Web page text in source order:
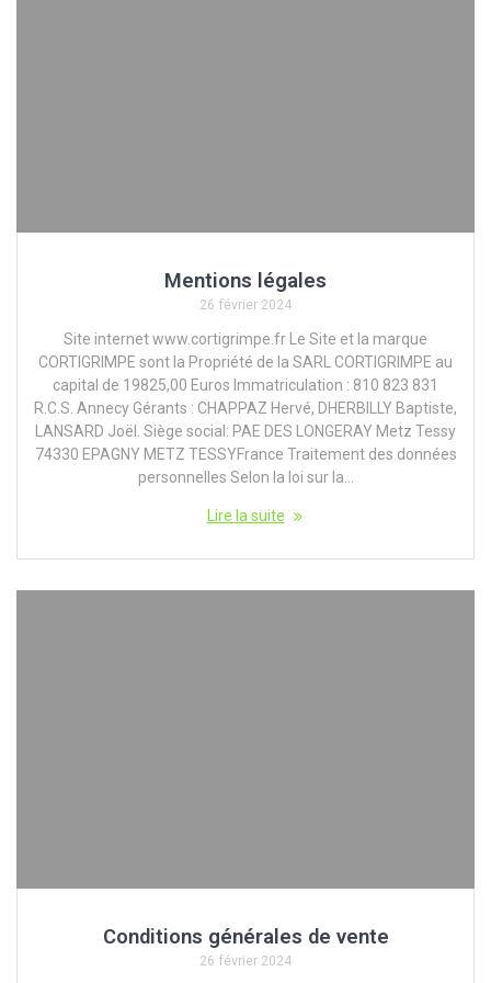
Mentions légales
26 février 2024
Site internet www.cortigrimpe.fr Le Site et la marque
CORTIGRIMPE sont la Propriété de la SARL CORTIGRIMPE au
capital de 19825,00 Euros Immatriculation : 810 823 831
R.C.S. Annecy Gérants : CHAPPAZ Hervé, DHERBILLY Baptiste,
LANSARD Joël. Siège social: PAE DES LONGERAY Metz Tessy
74330 EPAGNY METZ TESSYFrance Traitement des données
personnelles Selon la loi sur la…
Lire la suite
Conditions générales de vente
26 février 2024